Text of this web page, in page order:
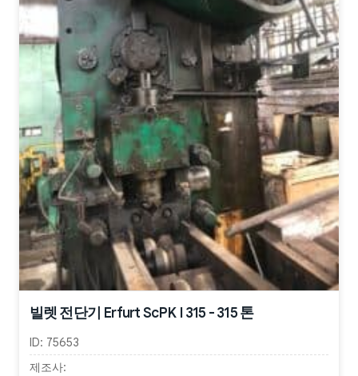
빌렛 전단기 Erfurt ScPK I 315 - 315 톤
ID: 75653
제조사: